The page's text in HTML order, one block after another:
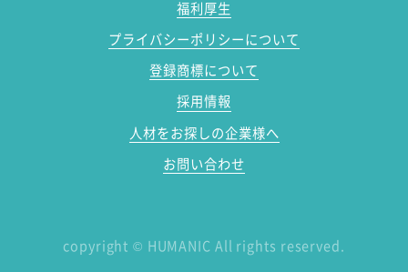
福利厚生
プライバシーポリシーについて
登録商標について
採用情報
人材をお探しの企業様へ
お問い合わせ
copyright © HUMANIC All rights reserved.